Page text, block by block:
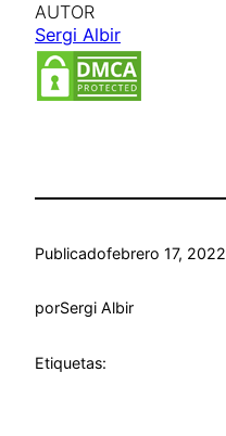
AUTOR
Sergi Albir
Publicadofebrero 17, 2022
porSergi Albir
Etiquetas: